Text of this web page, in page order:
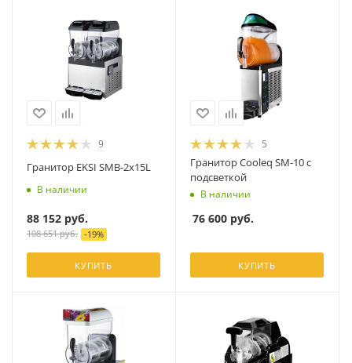
9
Гранитор EKSI SMB-2x15L
В наличии
88 152 руб.
108 651руб. -19%
КУПИТЬ
5
Гранитор Cooleq SM-10 с
подсветкой
В наличии
76 600 руб.
КУПИТЬ